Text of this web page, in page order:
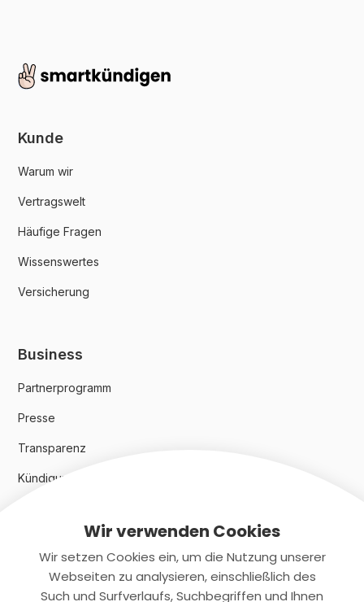
Kunde
Warum wir
Vertragswelt
Häufige Fragen
Wissenswertes
Versicherung
Business
Partnerprogramm
Presse
Transparenz
Kündigungsindex 2024
RechtlichesWir verwenden Cookies
Wir setzen Cookies ein, um die Nutzung unserer
Webseiten zu analysieren, einschließlich des
Such und Surfverlaufs, Suchbegriffen und Ihnen